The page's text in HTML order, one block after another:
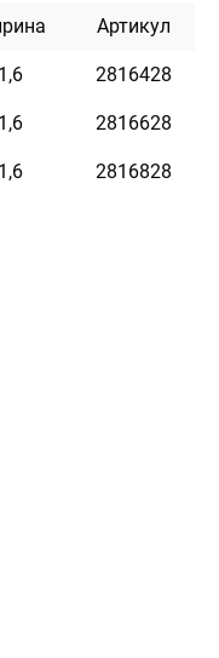
выдерживает
и повседневного
Артикул
1,6 2816428
1,6 2816628
1,6 2816828